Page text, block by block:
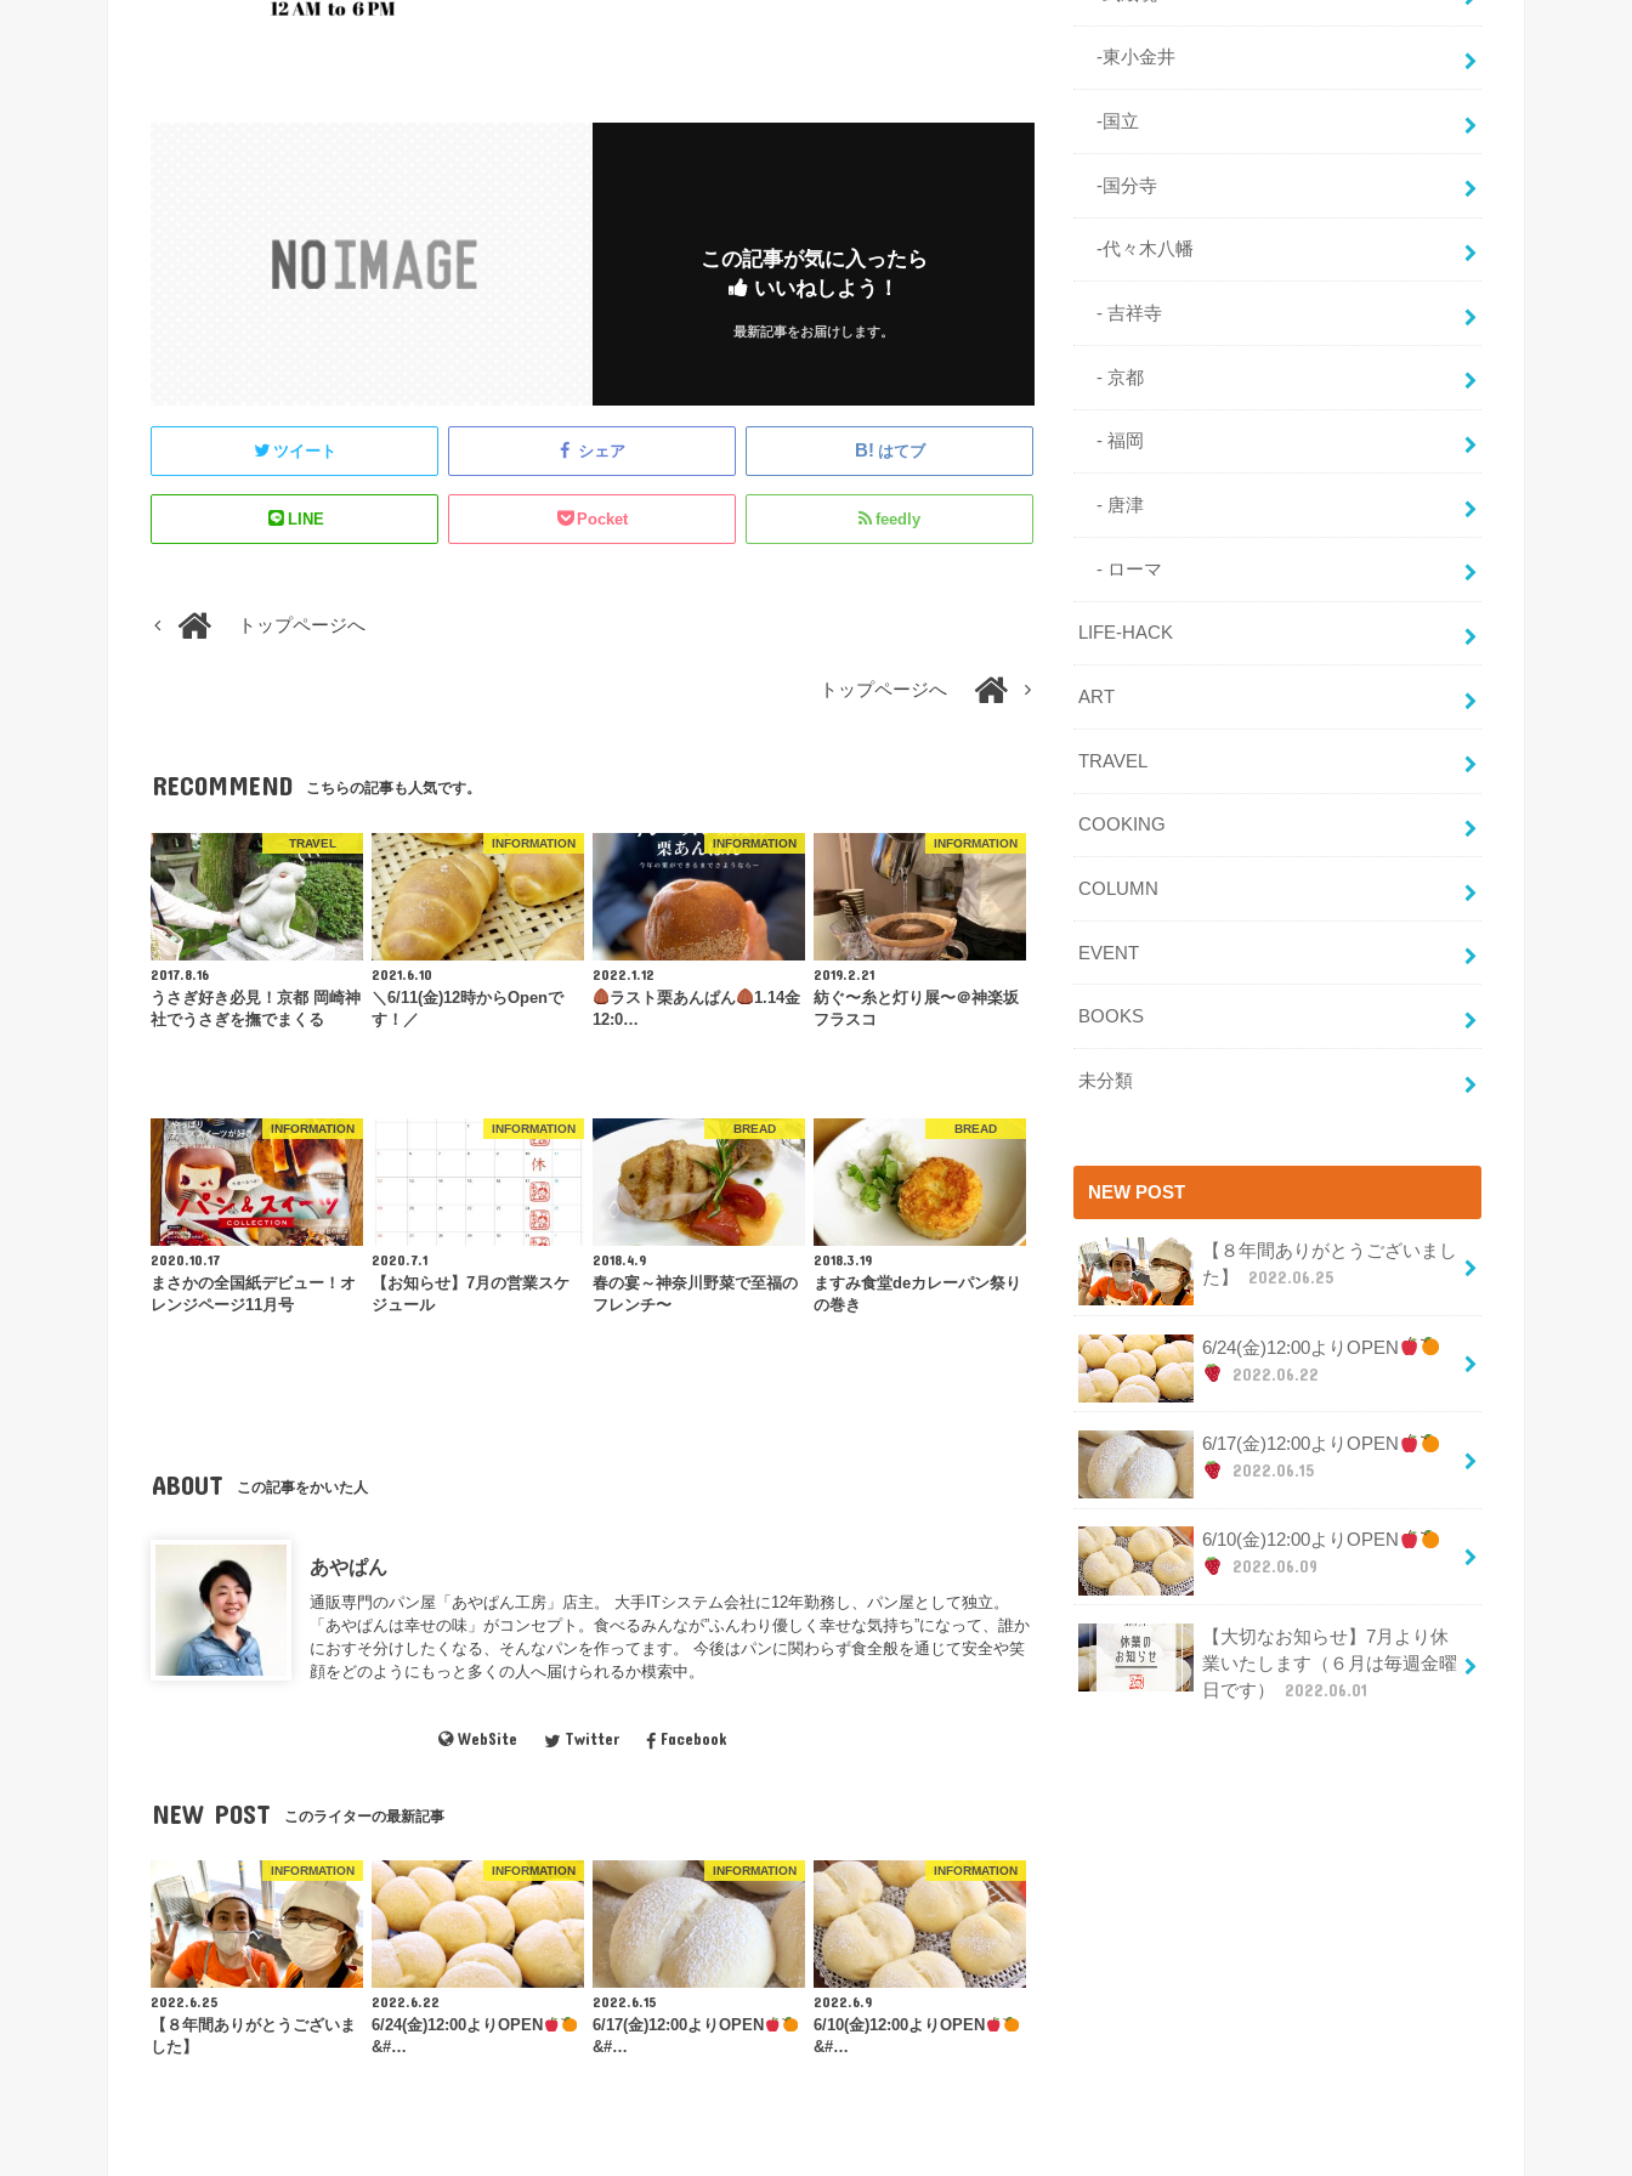
この記事が気に入ったら
いいねしよう！
最新記事をお届けします。
ツイート シェア はてブ
LINE Pocket feedly
トップページへ
トップページへ
RECOMMEND こちらの記事も人気です。
TRAVEL
2017.8.16
うさぎ好き必見！京都 岡崎神
社でうさぎを撫でまくる
INFORMATION
2021.6.10
＼6/11(金)12時からOpenで
す！／
INFORMATION
2022.1.12
ラスト栗あんぱん
1.14金
12:0…
INFORMATION
2019.2.21
紡ぐ〜糸と灯り展〜＠神楽坂
フラスコ
INFORMATION
2020.10.17
まさかの全国紙デビュー！オ
レンジページ11月号
INFORMATION
2020.7.1
【お知らせ】7月の営業スケ
ジュール
BREAD
2018.4.9
春の宴～神奈川野菜で至福の
フレンチ〜
BREAD
2018.3.19
ますみ食堂deカレーパン祭り
の巻き
ABOUT この記事をかいた人
あやぱん
通販専門のパン屋「あやぱん工房」店主。 大手ITシステム会社に12年勤務し、パン屋として独立。
「あやぱんは幸せの味」がコンセプト。食べるみんなが”ふんわり優しく幸せな気持ち”になって、誰か
におすそ分けしたくなる、そんなパンを作ってます。 今後はパンに関わらず食全般を通じて安全や笑
顔をどのようにもっと多くの人へ届けられるか模索中。
WebSite Twitter Facebook
NEW POST このライターの最新記事
INFORMATION
2022.6.25
【８年間ありがとうございま
した】
INFORMATION
2022.6.22
6/24(金)12:00よりOPEN
&#…
INFORMATION
2022.6.15
6/17(金)12:00よりOPEN
&#…
INFORMATION
2022.6.9
6/10(金)12:00よりOPEN
&#…
-東小金井
-国立
-国分寺
-代々木八幡
- 吉祥寺
- 京都
- 福岡
- 唐津
- ローマ
LIFE-HACK
ART
TRAVEL
COOKING
COLUMN
EVENT
BOOKS
未分類
NEW POST
【８年間ありがとうございまし
た】
2022.06.25
6/24(金)12:00よりOPEN
2022.06.22
6/17(金)12:00よりOPEN
2022.06.15
6/10(金)12:00よりOPEN
2022.06.09
【大切なお知らせ】7月より休
業いたします（６月は毎週金曜
日です）
2022.06.01